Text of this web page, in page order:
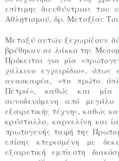
επίτιμης διευθύντριας του
Αθλητισμού, δρ. Μεταξίας
Μεταξύ αυτών ξεχωρίζουν
βρέθηκαν σε λάκκο της
Πρόκειται για μία
χάλκινο εγχειρίδιο»,
ανασκαφέα, «το πρώτο
Πετρά», καθώς και μία
συνοδευόμενη από
εξαιρετικής τέχνης, καθώς
κρύσταλλο, καρνελίνη και
πρωτογενής ταφή της
επίσης κτερισμένη με
εξαιρετική εμπίεστη